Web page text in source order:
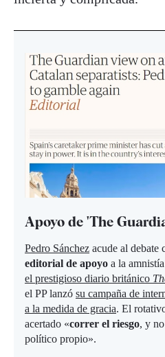
Apoyo de 'The
Pedro Sánchez acude al debate
editorial de apoyo a la amnistía
el prestigioso diario británico
el PP lanzó su campaña de
a la medida de gracia. El
acertado «correr el riesgo, y
político propio».